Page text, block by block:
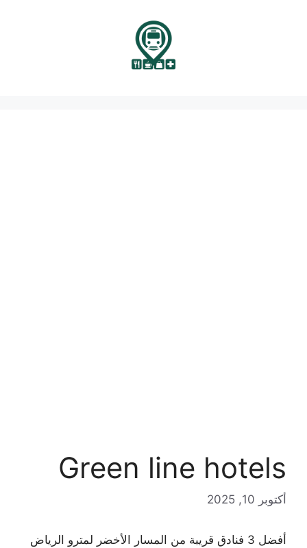
Green line hotels
أكتوبر 10, 2025
أفضل 3 فنادق قريبة من المسار الأخضر لمترو الرياض